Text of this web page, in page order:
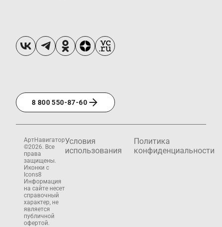
8 800 550-87-60
АртНавигатор
©2026. Все
права
защищены.
Иконки с
Icons8
Информация
на сайте несет
справочный
характер, не
является
публичной
офертой.
Условия
использования
Политика
конфиденциальности